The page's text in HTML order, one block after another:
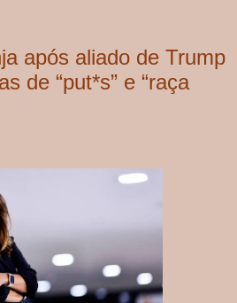
após aliado de Trump
de “put*s” e “raça